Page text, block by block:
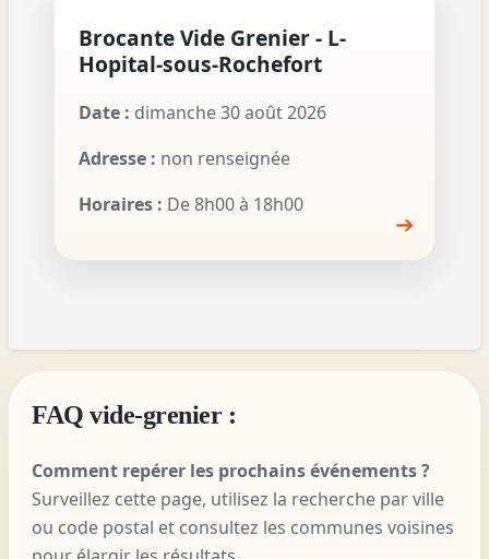
Brocante Vide Grenier - L-
Hopital-sous-Rochefort
Date : dimanche 30 août 2026
Adresse : non renseignée
Horaires : De 8h00 à 18h00
➔
FAQ vide-grenier :
Comment repérer les prochains événements ?
Surveillez cette page, utilisez la recherche par ville
ou code postal et consultez les communes voisines